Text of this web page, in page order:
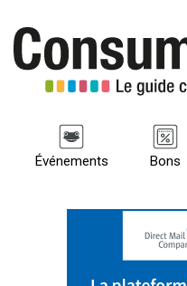
Événements Bons